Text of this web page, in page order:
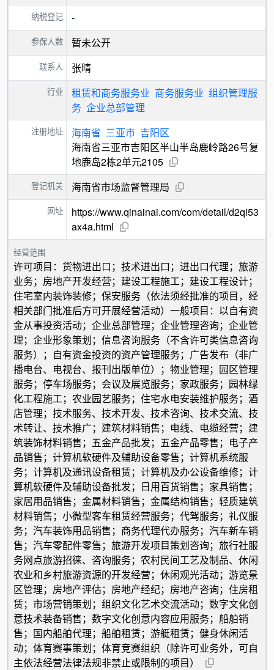
纳税登记 -
参保人数 暂未公开
联系人 张晴
行业 租赁和商务服务业 商务服务业 组织管理服
务 企业总部管理
注册地址 海南省 三亚市 吉阳区
海南省三亚市吉阳区半山半岛鹿岭路26号复
地鹿岛2栋2单元2105
登记机关 海南省市场监督管理局
网址
https://www.qinainai.com/com/detail/d2qi53
ax4a.html
经营范围
许可项目：货物进出口；技术进出口；进出口代理；旅游
业务；房地产开发经营；建设工程施工；建设工程设计；
住宅室内装饰装修；保安服务（依法须经批准的项目，经
相关部门批准后方可开展经营活动）一般项目：以自有资
金从事投资活动；企业总部管理；企业管理咨询；企业管
理；企业形象策划；信息咨询服务（不含许可类信息咨询
服务）；自有资金投资的资产管理服务；广告发布（非广
播电台、电视台、报刊出版单位）；物业管理；园区管理
服务；停车场服务；会议及展览服务；家政服务；园林绿
化工程施工；农业园艺服务；住宅水电安装维护服务；酒
店管理；技术服务、技术开发、技术咨询、技术交流、技
术转让、技术推广；建筑材料销售；电线、电缆经营；建
筑装饰材料销售；五金产品批发；五金产品零售；电子产
品销售；计算机软硬件及辅助设备零售；计算机系统服
务；计算机及通讯设备租赁；计算机及办公设备维修；计
算机软硬件及辅助设备批发；日用百货销售；家具销售；
家居用品销售；金属材料销售；金属结构销售；轻质建筑
材料销售；小微型客车租赁经营服务；代驾服务；礼仪服
务；汽车装饰用品销售；商务代理代办服务；汽车新车销
售；汽车零配件零售；旅游开发项目策划咨询；旅行社服
务网点旅游招徕、咨询服务；农村民间工艺及制品、休闲
农业和乡村旅游资源的开发经营；休闲观光活动；游览景
区管理；房地产评估；房地产经纪；房地产咨询；住房租
赁；市场营销策划；组织文化艺术交流活动；数字文化创
意技术装备销售；数字文化创意内容应用服务；船舶销
售；国内船舶代理；船舶租赁；游艇租赁；健身休闲活
动；体育赛事策划；体育竞赛组织（除许可业务外，可自
主依法经营法律法规非禁止或限制的项目）